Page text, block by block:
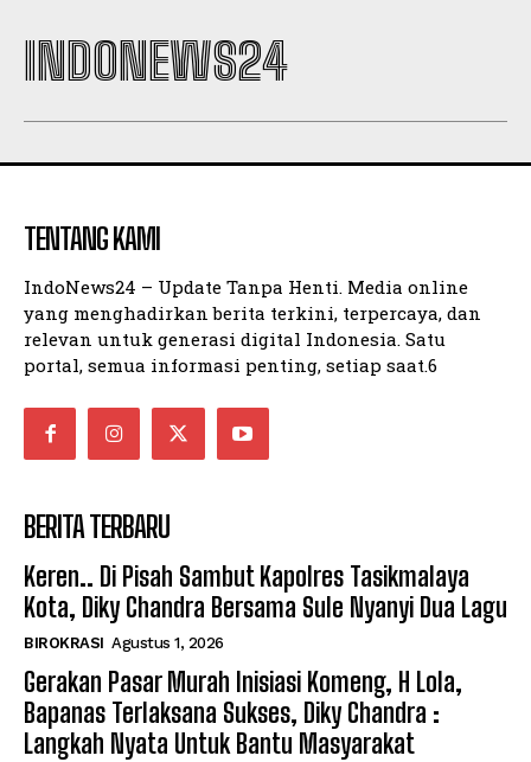
INDONEWS24
TENTANG KAMI
IndoNews24 – Update Tanpa Henti. Media online
yang menghadirkan berita terkini, terpercaya, dan
relevan untuk generasi digital Indonesia. Satu
portal, semua informasi penting, setiap saat.6
BERITA TERBARU
Keren.. Di Pisah Sambut Kapolres Tasikmalaya
Kota, Diky Chandra Bersama Sule Nyanyi Dua Lagu
BIROKRASI Agustus 1, 2026
Gerakan Pasar Murah Inisiasi Komeng, H Lola,
Bapanas Terlaksana Sukses, Diky Chandra :
Langkah Nyata Untuk Bantu Masyarakat